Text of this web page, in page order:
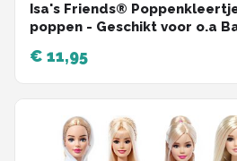
Isa's Friends®
poppen - Geschikt voor o.a
€ 11,95